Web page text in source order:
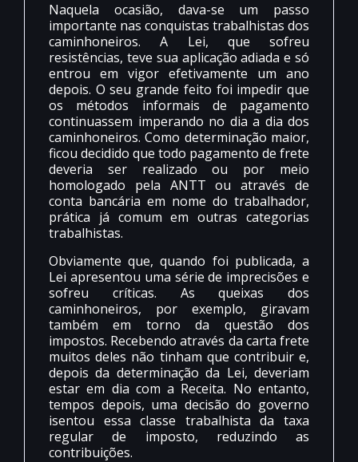
Naquela ocasião, dava-se um passo
importante nas conquistas trabalhistas dos
caminhoneiros. A Lei, que sofreu
resistências, teve sua aplicação adiada e só
entrou em vigor efetivamente um ano
depois. O seu grande feito foi impedir que
os métodos informais de pagamento
continuassem imperando no dia a dia dos
caminhoneiros. Como determinação maior,
ficou decidido que todo pagamento de frete
deveria ser realizado ou por meio
homologado pela ANTT ou através de
conta bancária em nome do trabalhador,
prática já comum em outras categorias
trabalhistas.
Obviamente que, quando foi publicada, a
Lei apresentou uma série de imprecisões e
sofreu críticas. As queixas dos
caminhoneiros, por exemplo, giravam
também em torno da questão dos
impostos. Recebendo através da carta frete
muitos deles não tinham que contribuir e,
depois da determinação da Lei, deveriam
estar em dia com a Receita. No entanto,
tempos depois, uma decisão do governo
isentou essa classe trabalhista da taxa
regular de imposto, reduzindo as
contribuições.